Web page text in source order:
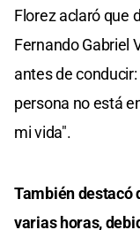
Florez aclaró que
Fernando Gabriel
antes de
persona no está
mi vida".
También destacó
varias horas,